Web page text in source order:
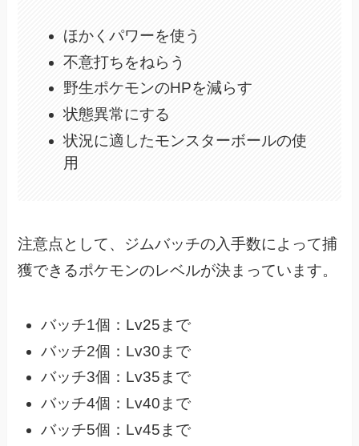
ほかくパワーを使う
不意打ちをねらう
野生ポケモンのHPを減らす
状態異常にする
状況に適したモンスターボールの使
用
注意点として、ジムバッチの入手数によって捕
獲できるポケモンのレベルが決まっています。
バッチ1個：Lv25まで
バッチ2個：Lv30まで
バッチ3個：Lv35まで
バッチ4個：Lv40まで
バッチ5個：Lv45まで